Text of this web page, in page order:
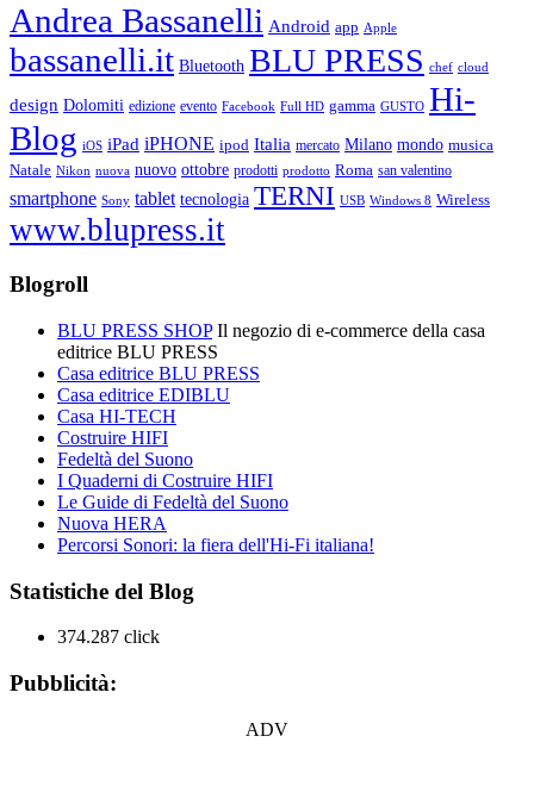
Andrea Bassanelli Android app Apple
bassanelli.it Bluetooth BLU PRESS chef cloud
design Dolomiti edizione evento Facebook Full HD gamma GUSTO Hi-
Blog iOS iPad iPHONE ipod Italia mercato Milano mondo musica
Natale Nikon nuova nuovo ottobre prodotti prodotto Roma san valentino
smartphone Sony tablet tecnologia TERNI USB Windows 8 Wireless
www.blupress.it
Blogroll
BLU PRESS SHOPIl negozio di e-commerce della casa
editrice BLU PRESS
Casa editrice BLU PRESS
Casa editrice EDIBLU
Casa HI-TECH
Costruire HIFI
Fedeltà del Suono
I Quaderni di Costruire HIFI
Le Guide di Fedeltà del Suono
Nuova HERA
Percorsi Sonori: la fiera dell'Hi-Fi italiana!
Statistiche del Blog
374.287 click
Pubblicità:
ADV